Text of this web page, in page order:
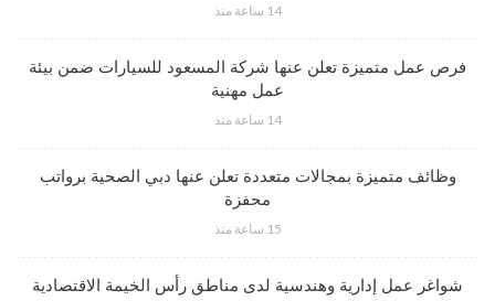
14 ساعة منذ
فرص عمل متميزة تعلن عنها شركة المسعود للسيارات ضمن بيئة
عمل مهنية
14 ساعة منذ
وظائف متميزة بمجالات متعددة تعلن عنها دبي الصحية برواتب
محفزة
15 ساعة منذ
شواغر عمل إدارية وهندسية لدى مناطق رأس الخيمة الاقتصادية